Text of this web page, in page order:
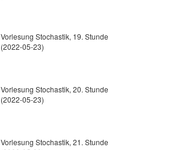
Vorlesung Stochastik, 19. Stunde
(2022-05-23)
Vorlesung Stochastik, 20. Stunde
(2022-05-23)
Vorlesung Stochastik, 21. Stunde